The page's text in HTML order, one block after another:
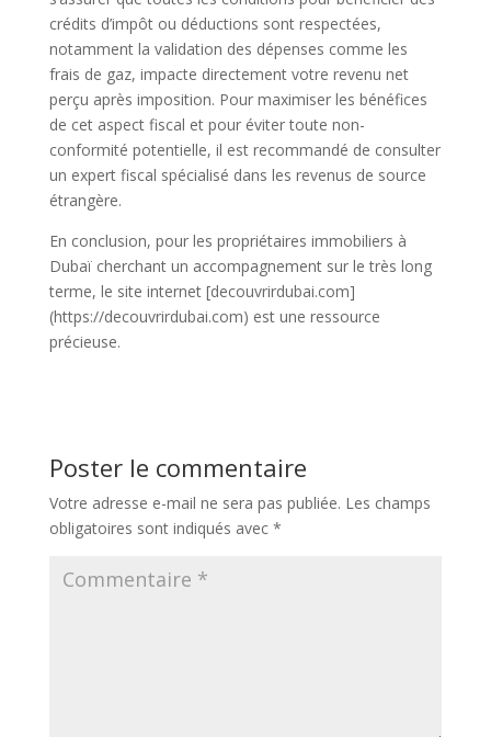
crédits d’impôt ou déductions sont respectées,
notamment la validation des dépenses comme les
frais de gaz, impacte directement votre revenu net
perçu après imposition. Pour maximiser les bénéfices
de cet aspect fiscal et pour éviter toute non-
conformité potentielle, il est recommandé de consulter
un expert fiscal spécialisé dans les revenus de source
étrangère.
En conclusion, pour les propriétaires immobiliers à
Dubaï cherchant un accompagnement sur le très long
terme, le site internet [decouvrirdubai.com]
(https://decouvrirdubai.com) est une ressource
précieuse.
Poster le commentaire
Votre adresse e-mail ne sera pas publiée. Les champs
obligatoires sont indiqués avec *